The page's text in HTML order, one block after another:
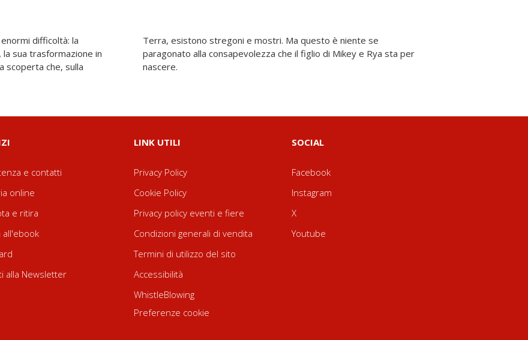
difficoltà: la
sua trasformazione in
scoperta che, sulla
è niente se
di Mikey e Rya sta per
nascere.
e contatti
online
e ritira
all'ebook
alla Newsletter
LINK UTILI
Privacy Policy
Cookie Policy
Privacy policy eventi e fiere
Condizioni generali di vendita
Termini di utilizzo del sito
Accessibilità
WhistleBlowing
Preferenze cookie
SOCIAL
Facebook
Instagram
X
Youtube